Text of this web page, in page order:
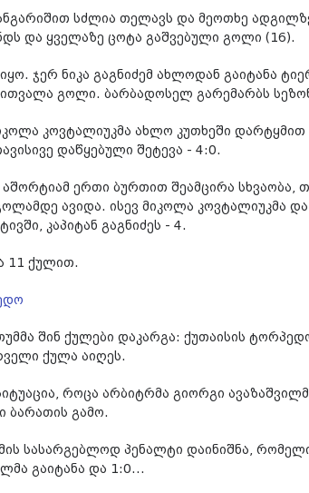
სძლია თელავს და მეოთხე
და ყველაზე ცოტა გაშვებული გოლი (16).
ჯერ ნიკა გაგნიძემ ახლოდან გაიტანა
გოლი. ბარბადოსელ გარემარბს
კოვტალიუკმა ახლო კუთხეში
დაწყებული შეტევა - 4:0.
ერთი ბურთით შეამცირა სხვაობა,
ავიდა. ისევ მიკოლა კოვტალიუკმა და
კაპიტან გაგნიძეს - 4.
11 ქულით.
შინ ქულები დაკარგა: ქუთაისის
ქულა აიღეს.
როცა არბიტრმა გიორგი
ბარათის გამო.
სასარგებლოდ პენალტი დაინიშნა,
გაიტანა და 1:0...